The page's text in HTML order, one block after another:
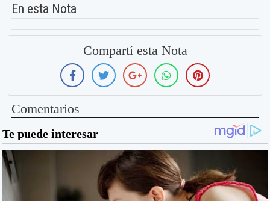
En esta Nota
Compartí esta Nota
Comentarios